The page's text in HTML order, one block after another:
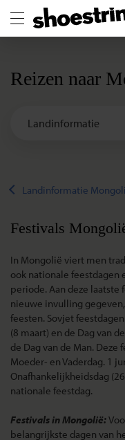
Reizen naar
Landinformatie
Festivals
In Mongolië viert men
ook nationale feestdagen
periode. Aan deze
nieuwe invulling
feesten. Sovjet
(8 maart) en de Dag van
de Dag van de Man.
Moeder- en Vaderdag. 1
Onafhankelijkheidsdag
nationale feestdag.
Festivals in Mongolië:
belangrijkste dagen van